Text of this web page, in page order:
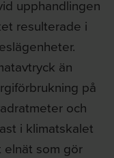
upphandlingen
resulterade i
än
på
och
i klimatskalet
som gör